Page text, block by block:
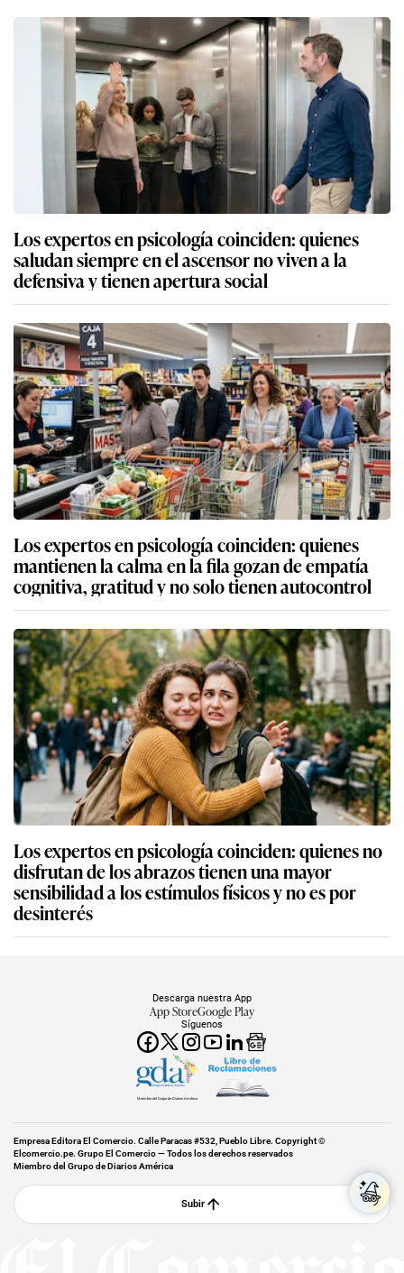
Los expertos en psicología coinciden: quienes
saludan siempre en el ascensor no viven a la
defensiva y tienen apertura social
Los expertos en psicología coinciden: quienes
mantienen la calma en la fila gozan de empatía
cognitiva, gratitud y no solo tienen autocontrol
Los expertos en psicología coinciden: quienes no
disfrutan de los abrazos tienen una mayor
sensibilidad a los estímulos físicos y no es por
desinterés
Síguenos
Descarga nuestra App
App StoreGoogle Play
Miembro del Grupo de Diarios América
Empresa Editora El Comercio. Calle Paracas #532, Pueblo Libre. Copyright ©
Elcomercio.pe. Grupo El Comercio — Todos los derechos reservados
Miembro del Grupo de Diarios América
Subir